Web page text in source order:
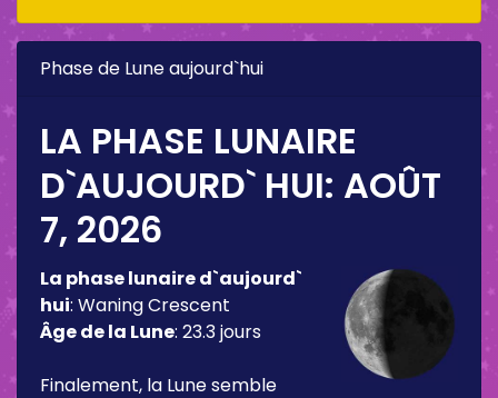
Phase de Lune aujourd`hui
LA PHASE LUNAIRE
D`AUJOURD` HUI: AOÛT
7, 2026
La phase lunaire d`aujourd`
hui: Waning Crescent
Âge de la Lune: 23.3 jours
Finalement, la Lune semble